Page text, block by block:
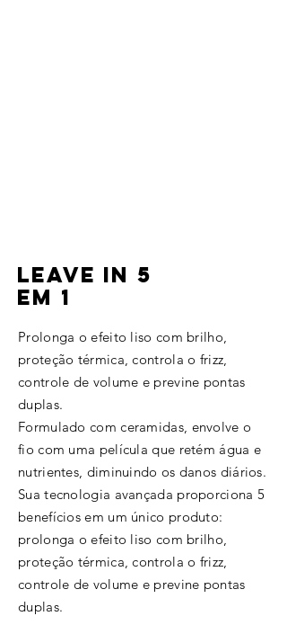
LEAVE IN 5
EM 1
Prolonga o efeito liso com brilho,
proteção térmica, controla o frizz,
controle de volume e previne pontas
duplas.
Formulado com ceramidas, envolve o
fio com uma película que retém água e
nutrientes, diminuindo os danos diários.
Sua tecnologia avançada proporciona 5
benefícios em um único produto:
prolonga o efeito liso com brilho,
proteção térmica, controla o frizz,
controle de volume e previne pontas
duplas.